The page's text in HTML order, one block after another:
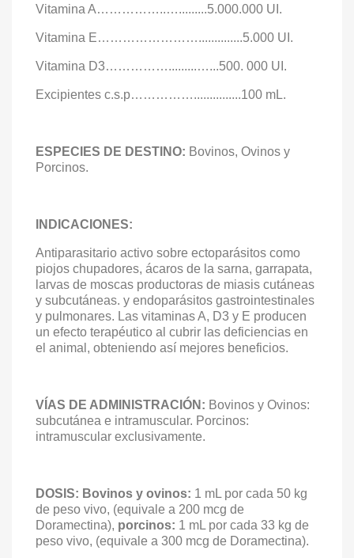
Vitamina A……………..….........5.000.000 UI.
Vitamina E……………………..............5.000 UI.
Vitamina D3…………….........…...500. 000 UI.
Excipientes c.s.p……………...............100 mL.
ESPECIES DE DESTINO: Bovinos, Ovinos y
Porcinos.
INDICACIONES:
Antiparasitario activo sobre ectoparásitos como
piojos chupadores, ácaros de la sarna, garrapata,
larvas de moscas productoras de miasis cutáneas
y subcutáneas. y endoparásitos gastrointestinales
y pulmonares. Las vitaminas A, D3 y E producen
un efecto terapéutico al cubrir las deficiencias en
el animal, obteniendo así mejores beneficios.
VÍAS DE ADMINISTRACIÓN: Bovinos y Ovinos:
subcutánea e intramuscular. Porcinos:
intramuscular exclusivamente.
DOSIS: Bovinos y ovinos: 1 mL por cada 50 kg
de peso vivo, (equivale a 200 mcg de
Doramectina), porcinos: 1 mL por cada 33 kg de
peso vivo, (equivale a 300 mcg de Doramectina).